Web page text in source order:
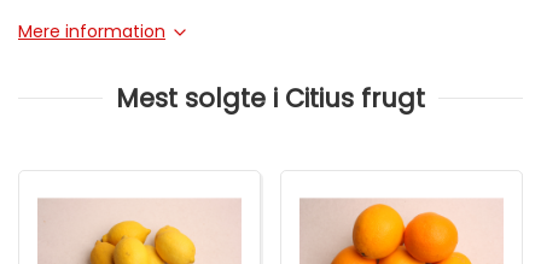
Mere information
Mest solgte i Citius frugt